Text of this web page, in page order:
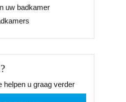
uw badkamer
helpen u graag verder